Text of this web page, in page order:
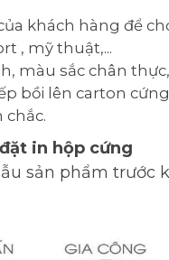
khách hàng để
, mỹ thuật,...
màu sắc chân
bồi lên carton
chắc.
in hộp cứng
sản phẩm trước